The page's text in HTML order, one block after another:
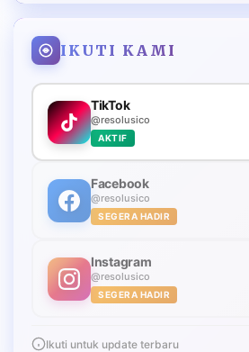
IKUTI KAMI
TikTok
@resolusico
AKTIF
Facebook
@resolusico
SEGERA HADIR
Instagram
@resolusico
SEGERA HADIR
Ikuti untuk update terbaru